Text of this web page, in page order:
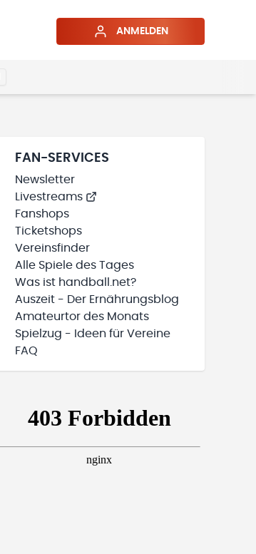
ANMELDEN
WIRD GELADEN
FAN-SERVICES
Newsletter
Livestreams
Fanshops
Ticketshops
Vereinsfinder
Alle Spiele des Tages
Was ist handball.net?
Auszeit - Der Ernährungsblog
Amateurtor des Monats
Spielzug - Ideen für Vereine
FAQ